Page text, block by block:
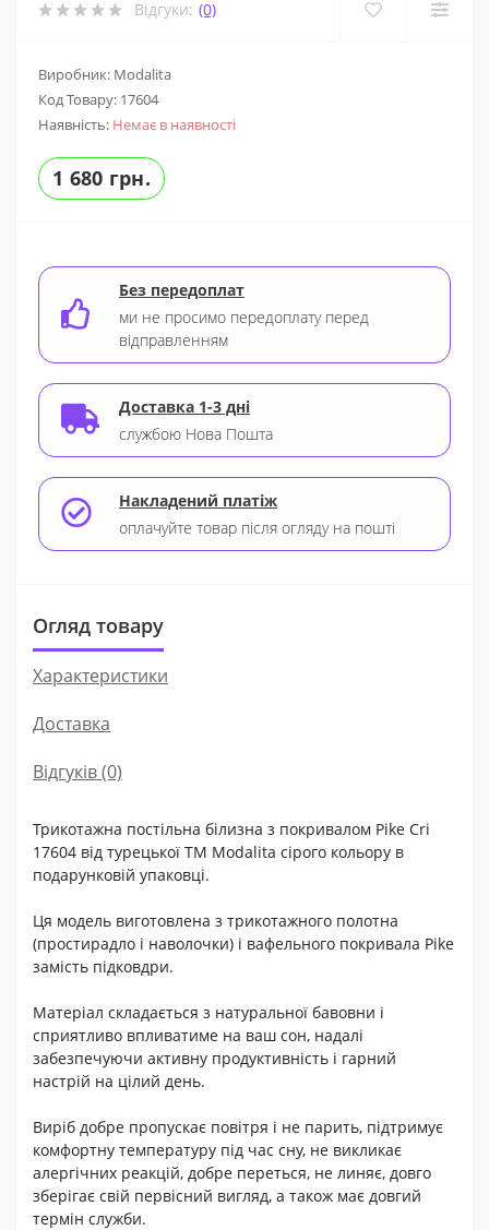
Відгуки: (0)
Виробник: Modalita
Код Товару: 17604
Наявність: Немає в наявності
1 680 грн.
Без передоплат
ми не просимо передоплату перед
відправленням
Доставка 1-3 дні
службою Нова Пошта
Накладений платіж
оплачуйте товар після огляду на пошті
Огляд товару
Характеристики
Доставка
Відгуків (0)
Трикотажна постільна білизна з покривалом Pike Cri
17604 від турецької ТМ Modalita сірого кольору в
подарунковій упаковці.
Ця модель виготовлена з трикотажного полотна
(простирадло і наволочки) і вафельного покривала Pike
замість підковдри.
Матеріал складається з натуральної бавовни і
сприятливо впливатиме на ваш сон, надалі
забезпечуючи активну продуктивність і гарний
настрій на цілий день.
Виріб добре пропускає повітря і не парить, підтримує
комфортну температуру під час сну, не викликає
алергічних реакцій, добре переться, не линяє, довго
зберігає свій первісний вигляд, а також має довгий
термін служби.